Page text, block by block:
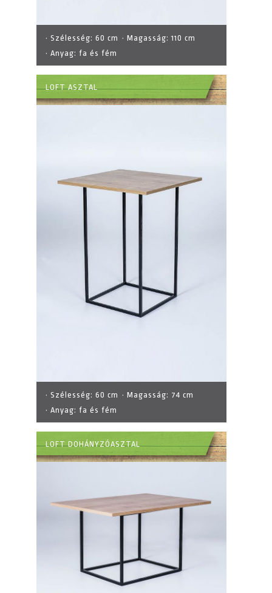
· Szélesség: 60 cm · Magasság:110 cm
· Anyag: fa és fém
LOFT ASZTAL
· Szélesség: 60 cm · Magasság: 74 cm
· Anyag: fa és fém
LOFT DOHÁNYZÓASZTAL